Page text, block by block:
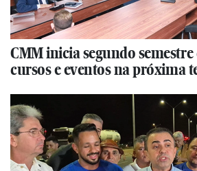
CMM inicia segundo
cursos e eventos na próxima